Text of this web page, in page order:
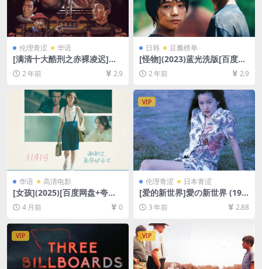
伦理青涩 华语
[满清十大酷刑之赤裸凌迟]滿
清十大酷刑之赤裸凌遲 (1998)
[百度网盘+迅雷云盘1080P超
B][粤语中字]【手机/平板无法
在线播放，请使用电脑下载防
和谐压缩包（含解压密码）】
2 年前 2.9
日韩 豆瓣榜单
[怪物](2023)蓝光洗版[百度网
盘+夸克网盘1080P超清未删
减资源][网盘在线播放/下载]
2 年前 2.9
华语 高清电影
[女孩](2025)[百度网盘+夸克
网盘2160P超清未删减资源]
[网盘在线播放/下载][MP4/6.
2GB][中文字幕]
4 月前 0
VIP
伦理青涩 日本青涩
[爱的新世界]愛の新世界 (199
4)[百度网盘+夸克网盘+迅雷云
盘资源1080P超清未删减][MP
4/6.9GB][日语中字]【视频文
件+防和谐压缩包（含解压密
码）】
3 年前 2.88
VIP VIP